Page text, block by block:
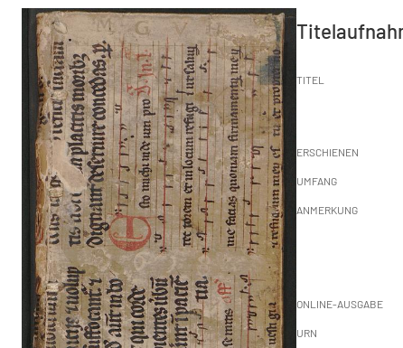
TITEL
ERSCHIENEN
UMFANG
ANMERKUNG
ONLINE-AUSGABE
URN